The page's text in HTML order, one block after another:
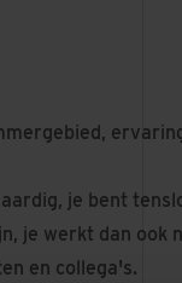
je bent
je werkt dan ook
en collega's.